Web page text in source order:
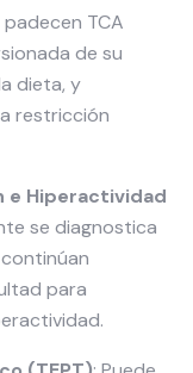
TCA
de su
dieta, y
restricción
e Hiperactividad
se diagnostica
para